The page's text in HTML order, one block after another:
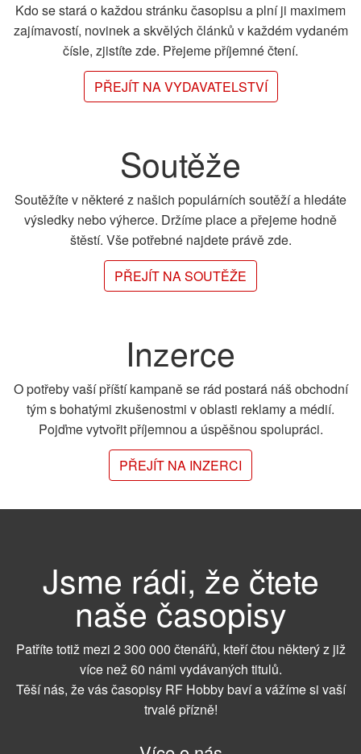
Kdo se stará o každou stránku časopisu a plní ji maximem
zajímavostí, novinek a skvělých článků v každém vydaném
čísle, zjistíte zde. Přejeme příjemné čtení.
PŘEJÍT NA VYDAVATELSTVÍ
Soutěže
Soutěžíte v některé z našich populárních soutěží a hledáte
výsledky nebo výherce. Držíme place a přejeme hodně
štěstí. Vše potřebné najdete právě zde.
PŘEJÍT NA SOUTĚŽE
Inzerce
O potřeby vaší příští kampaně se rád postará náš obchodní
tým s bohatými zkušenostmi v oblasti reklamy a médií.
Pojďme vytvořit příjemnou a úspěšnou spolupráci.
PŘEJÍT NA INZERCI
Jsme rádi, že čtete
naše časopisy
Patříte totiž mezi 2 300 000 čtenářů, kteří čtou některý z již
více než 60 námi vydávaných titulů.
Těší nás, že vás časopisy RF Hobby baví a vážíme si vaší
trvalé přízně!